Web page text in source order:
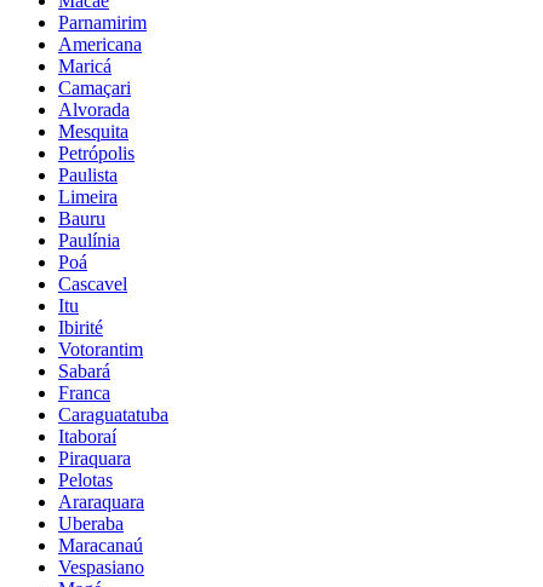
Parnamirim
Americana
Maricá
Camaçari
Alvorada
Mesquita
Petrópolis
Paulista
Limeira
Bauru
Paulínia
Poá
Cascavel
Itu
Ibirité
Votorantim
Sabará
Franca
Caraguatatuba
Itaboraí
Piraquara
Pelotas
Araraquara
Uberaba
Maracanaú
Vespasiano